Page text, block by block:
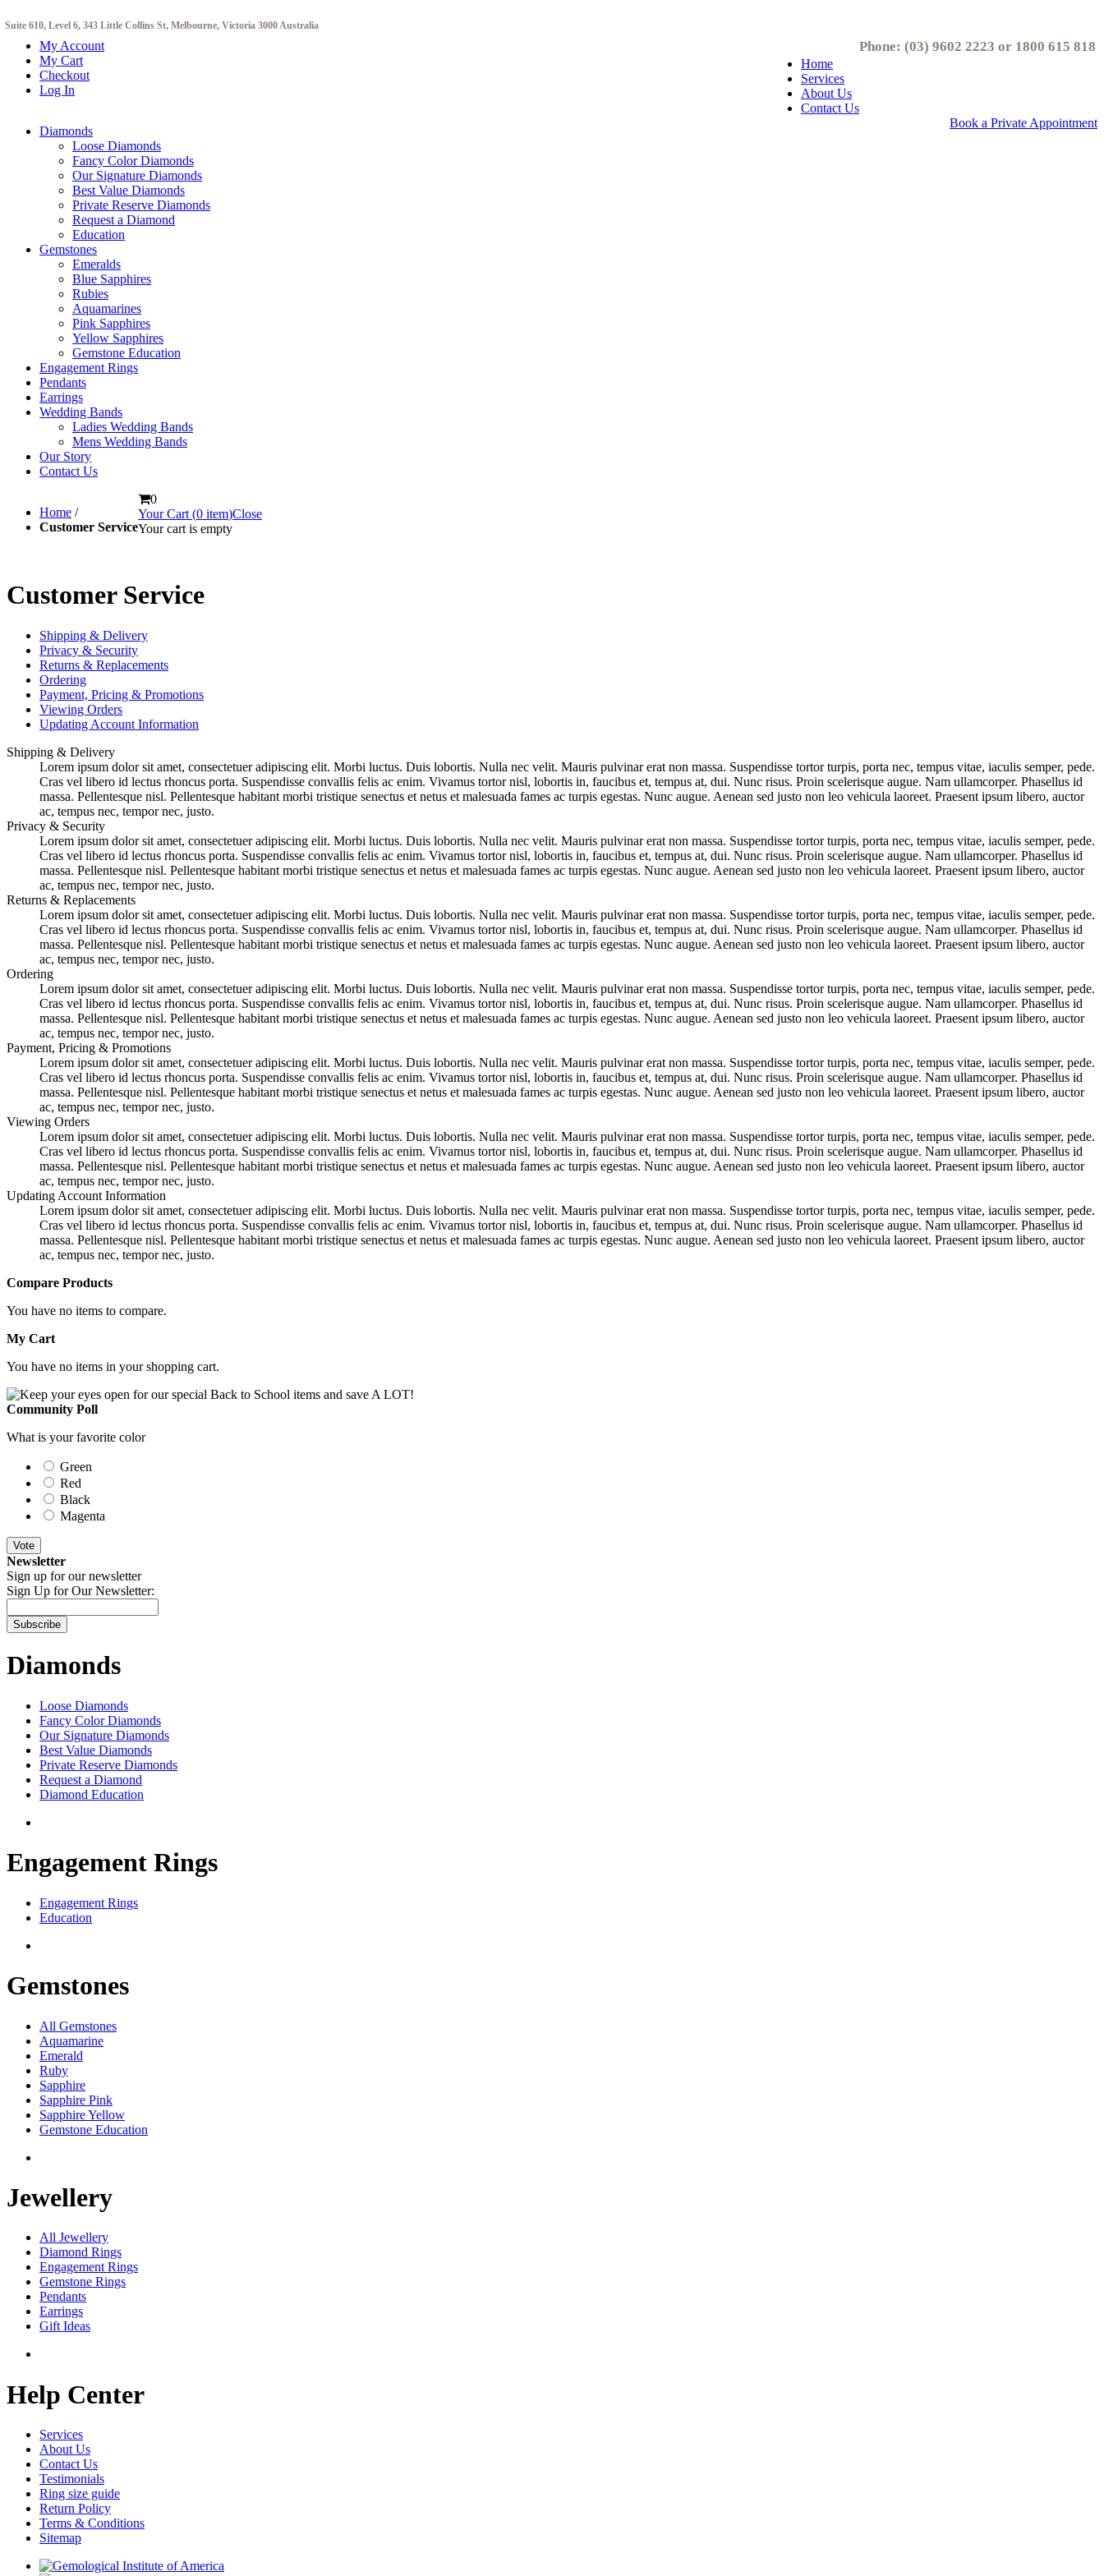
Suite 610, Level 6, 343 Little Collins St, Melbourne, Victoria 3000 Australia
Phone: (03) 9602 2223 or 1800 615 818
Home
Services
About Us
Contact Us
My Account
My Cart
Checkout
Log In
Diamonds
Loose Diamonds
Fancy Color Diamonds
Our Signature Diamonds
Best Value Diamonds
Private Reserve Diamonds
Request a Diamond
Education
Gemstones
Emeralds
Blue Sapphires
Rubies
Aquamarines
Pink Sapphires
Yellow Sapphires
Gemstone Education
Engagement Rings
Pendants
Earrings
Wedding Bands
Ladies Wedding Bands
Mens Wedding Bands
Our Story
Contact Us
Book a Private Appointment
Home /
Customer Service
0
Your Cart (0 item)Close
Your cart is empty
Customer Service
Shipping & Delivery
Privacy & Security
Returns & Replacements
Ordering
Payment, Pricing & Promotions
Viewing Orders
Updating Account Information
Shipping & Delivery
Lorem ipsum dolor sit amet, consectetuer adipiscing elit. Morbi luctus. Duis lobortis. Nulla nec velit. Mauris pulvinar erat non massa. Suspendisse tortor turpis, porta nec, tempus vitae, iaculis semper, pede.
Cras vel libero id lectus rhoncus porta. Suspendisse convallis felis ac enim. Vivamus tortor nisl, lobortis in, faucibus et, tempus at, dui. Nunc risus. Proin scelerisque augue. Nam ullamcorper. Phasellus id
massa. Pellentesque nisl. Pellentesque habitant morbi tristique senectus et netus et malesuada fames ac turpis egestas. Nunc augue. Aenean sed justo non leo vehicula laoreet. Praesent ipsum libero, auctor
ac, tempus nec, tempor nec, justo.
Privacy & Security
Lorem ipsum dolor sit amet, consectetuer adipiscing elit. Morbi luctus. Duis lobortis. Nulla nec velit. Mauris pulvinar erat non massa. Suspendisse tortor turpis, porta nec, tempus vitae, iaculis semper, pede.
Cras vel libero id lectus rhoncus porta. Suspendisse convallis felis ac enim. Vivamus tortor nisl, lobortis in, faucibus et, tempus at, dui. Nunc risus. Proin scelerisque augue. Nam ullamcorper. Phasellus id
massa. Pellentesque nisl. Pellentesque habitant morbi tristique senectus et netus et malesuada fames ac turpis egestas. Nunc augue. Aenean sed justo non leo vehicula laoreet. Praesent ipsum libero, auctor
ac, tempus nec, tempor nec, justo.
Returns & Replacements
Lorem ipsum dolor sit amet, consectetuer adipiscing elit. Morbi luctus. Duis lobortis. Nulla nec velit. Mauris pulvinar erat non massa. Suspendisse tortor turpis, porta nec, tempus vitae, iaculis semper, pede.
Cras vel libero id lectus rhoncus porta. Suspendisse convallis felis ac enim. Vivamus tortor nisl, lobortis in, faucibus et, tempus at, dui. Nunc risus. Proin scelerisque augue. Nam ullamcorper. Phasellus id
massa. Pellentesque nisl. Pellentesque habitant morbi tristique senectus et netus et malesuada fames ac turpis egestas. Nunc augue. Aenean sed justo non leo vehicula laoreet. Praesent ipsum libero, auctor
ac, tempus nec, tempor nec, justo.
Ordering
Lorem ipsum dolor sit amet, consectetuer adipiscing elit. Morbi luctus. Duis lobortis. Nulla nec velit. Mauris pulvinar erat non massa. Suspendisse tortor turpis, porta nec, tempus vitae, iaculis semper, pede.
Cras vel libero id lectus rhoncus porta. Suspendisse convallis felis ac enim. Vivamus tortor nisl, lobortis in, faucibus et, tempus at, dui. Nunc risus. Proin scelerisque augue. Nam ullamcorper. Phasellus id
massa. Pellentesque nisl. Pellentesque habitant morbi tristique senectus et netus et malesuada fames ac turpis egestas. Nunc augue. Aenean sed justo non leo vehicula laoreet. Praesent ipsum libero, auctor
ac, tempus nec, tempor nec, justo.
Payment, Pricing & Promotions
Lorem ipsum dolor sit amet, consectetuer adipiscing elit. Morbi luctus. Duis lobortis. Nulla nec velit. Mauris pulvinar erat non massa. Suspendisse tortor turpis, porta nec, tempus vitae, iaculis semper, pede.
Cras vel libero id lectus rhoncus porta. Suspendisse convallis felis ac enim. Vivamus tortor nisl, lobortis in, faucibus et, tempus at, dui. Nunc risus. Proin scelerisque augue. Nam ullamcorper. Phasellus id
massa. Pellentesque nisl. Pellentesque habitant morbi tristique senectus et netus et malesuada fames ac turpis egestas. Nunc augue. Aenean sed justo non leo vehicula laoreet. Praesent ipsum libero, auctor
ac, tempus nec, tempor nec, justo.
Viewing Orders
Lorem ipsum dolor sit amet, consectetuer adipiscing elit. Morbi luctus. Duis lobortis. Nulla nec velit. Mauris pulvinar erat non massa. Suspendisse tortor turpis, porta nec, tempus vitae, iaculis semper, pede.
Cras vel libero id lectus rhoncus porta. Suspendisse convallis felis ac enim. Vivamus tortor nisl, lobortis in, faucibus et, tempus at, dui. Nunc risus. Proin scelerisque augue. Nam ullamcorper. Phasellus id
massa. Pellentesque nisl. Pellentesque habitant morbi tristique senectus et netus et malesuada fames ac turpis egestas. Nunc augue. Aenean sed justo non leo vehicula laoreet. Praesent ipsum libero, auctor
ac, tempus nec, tempor nec, justo.
Updating Account Information
Lorem ipsum dolor sit amet, consectetuer adipiscing elit. Morbi luctus. Duis lobortis. Nulla nec velit. Mauris pulvinar erat non massa. Suspendisse tortor turpis, porta nec, tempus vitae, iaculis semper, pede.
Cras vel libero id lectus rhoncus porta. Suspendisse convallis felis ac enim. Vivamus tortor nisl, lobortis in, faucibus et, tempus at, dui. Nunc risus. Proin scelerisque augue. Nam ullamcorper. Phasellus id
massa. Pellentesque nisl. Pellentesque habitant morbi tristique senectus et netus et malesuada fames ac turpis egestas. Nunc augue. Aenean sed justo non leo vehicula laoreet. Praesent ipsum libero, auctor
ac, tempus nec, tempor nec, justo.
Compare Products
You have no items to compare.
My Cart
You have no items in your shopping cart.
Community Poll
What is your favorite color
Green
Red
Black
Magenta
Vote
Newsletter
Sign up for our newsletter
Sign Up for Our Newsletter:
Subscribe
Diamonds
Loose Diamonds
Fancy Color Diamonds
Our Signature Diamonds
Best Value Diamonds
Private Reserve Diamonds
Request a Diamond
Diamond Education
Engagement Rings
Engagement Rings
Education
Gemstones
All Gemstones
Aquamarine
Emerald
Ruby
Sapphire
Sapphire Pink
Sapphire Yellow
Gemstone Education
Jewellery
All Jewellery
Diamond Rings
Engagement Rings
Gemstone Rings
Pendants
Earrings
Gift Ideas
Help Center
Services
About Us
Contact Us
Testimonials
Ring size guide
Return Policy
Terms & Conditions
Sitemap